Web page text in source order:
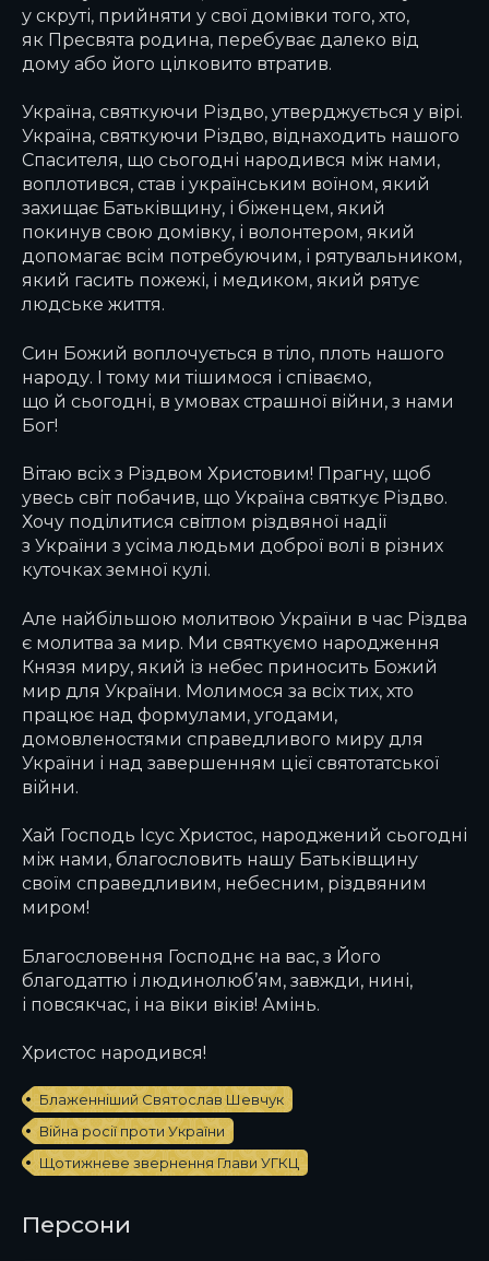
у скруті, прийняти у свої домівки того, хто,
як Пресвята родина, перебуває далеко від
дому або його цілковито втратив.
Україна, святкуючи Різдво, утверджується у вірі.
Україна, святкуючи Різдво, віднаходить нашого
Спасителя, що сьогодні народився між нами,
воплотився, став і українським воїном, який
захищає Батьківщину, і біженцем, який
покинув свою домівку, і волонтером, який
допомагає всім потребуючим, і рятувальником,
який гасить пожежі, і медиком, який рятує
людське життя.
Син Божий воплочується в тіло, плоть нашого
народу. І тому ми тішимося і співаємо,
що й сьогодні, в умовах страшної війни, з нами
Бог!
Вітаю всіх з Різдвом Христовим! Прагну, щоб
увесь світ побачив, що Україна святкує Різдво.
Хочу поділитися світлом різдвяної надії
з України з усіма людьми доброї волі в різних
куточках земної кулі.
Але найбільшою молитвою України в час Різдва
є молитва за мир. Ми святкуємо народження
Князя миру, який із небес приносить Божий
мир для України. Молимося за всіх тих, хто
працює над формулами, угодами,
домовленостями справедливого миру для
України і над завершенням цієї святотатської
війни.
Хай Господь Ісус Христос, народжений сьогодні
між нами, благословить нашу Батьківщину
своїм справедливим, небесним, різдвяним
миром!
Благословення Господнє на вас, з Його
благодаттю і людинолюб’ям, завжди, нині,
і повсякчас, і на віки віків! Амінь.
Христос народився!
Блаженніший Святослав Шевчук
Війна росії проти України
Щотижневе звернення Глави УГКЦ
Персони